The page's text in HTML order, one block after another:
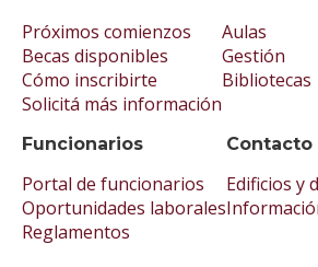
Próximos comienzos
Becas disponibles
Cómo inscribirte
Solicitá más información
Aulas
Gestión
Bibliotecas
Funcionarios
Portal de funcionarios
Oportunidades laborales
Reglamentos
Contacto
Edificios y